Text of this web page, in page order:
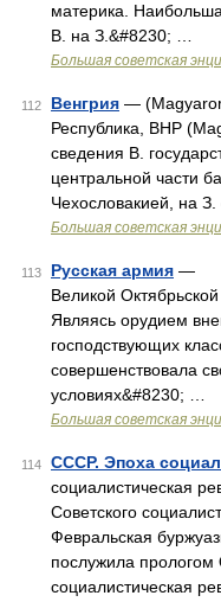
материка.
В. на З.&#8230; …
Большая советская
112 Венгрия —
Республика, ВНР
сведения В.
центральной части
Чехословакией, на
Большая советская
113 Русская армия —
Великой
Являясь орудием
господствующих
совершенствовала
условиях&#8230; …
Большая советская
114 СССР. Эпоха
социалистическая
Советского
Февральская
послужила прологом
социалистическая